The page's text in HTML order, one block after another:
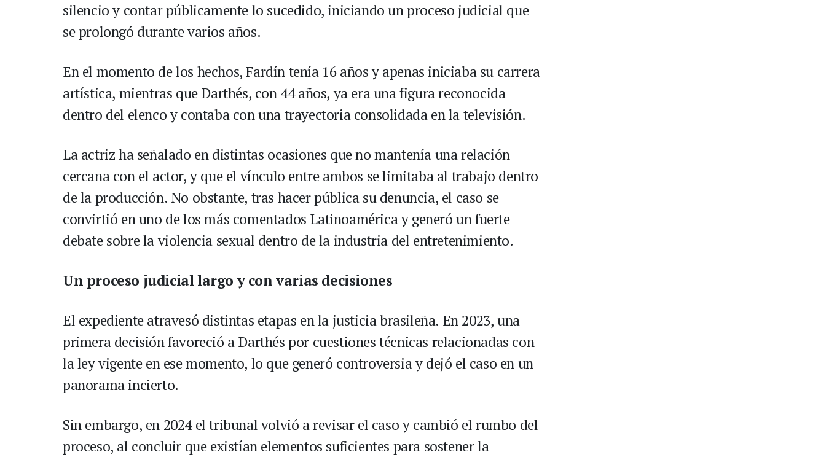
silencio y contar públicamente lo sucedido, iniciando un proceso judicial que
se prolongó durante varios años.
En el momento de los hechos, Fardín tenía 16 años y apenas iniciaba su carrera
artística, mientras que Darthés, con 44 años, ya era una figura reconocida
dentro del elenco y contaba con una trayectoria consolidada en la televisión.
La actriz ha señalado en distintas ocasiones que no mantenía una relación
cercana con el actor, y que el vínculo entre ambos se limitaba al trabajo dentro
de la producción. No obstante, tras hacer pública su denuncia, el caso se
convirtió en uno de los más comentados Latinoamérica y generó un fuerte
debate sobre la violencia sexual dentro de la industria del entretenimiento.
Un proceso judicial largo y con varias decisiones
El expediente atravesó distintas etapas en la justicia brasileña. En 2023, una
primera decisión favoreció a Darthés por cuestiones técnicas relacionadas con
la ley vigente en ese momento, lo que generó controversia y dejó el caso en un
panorama incierto.
Sin embargo, en 2024 el tribunal volvió a revisar el caso y cambió el rumbo del
proceso, al concluir que existían elementos suficientes para sostener la